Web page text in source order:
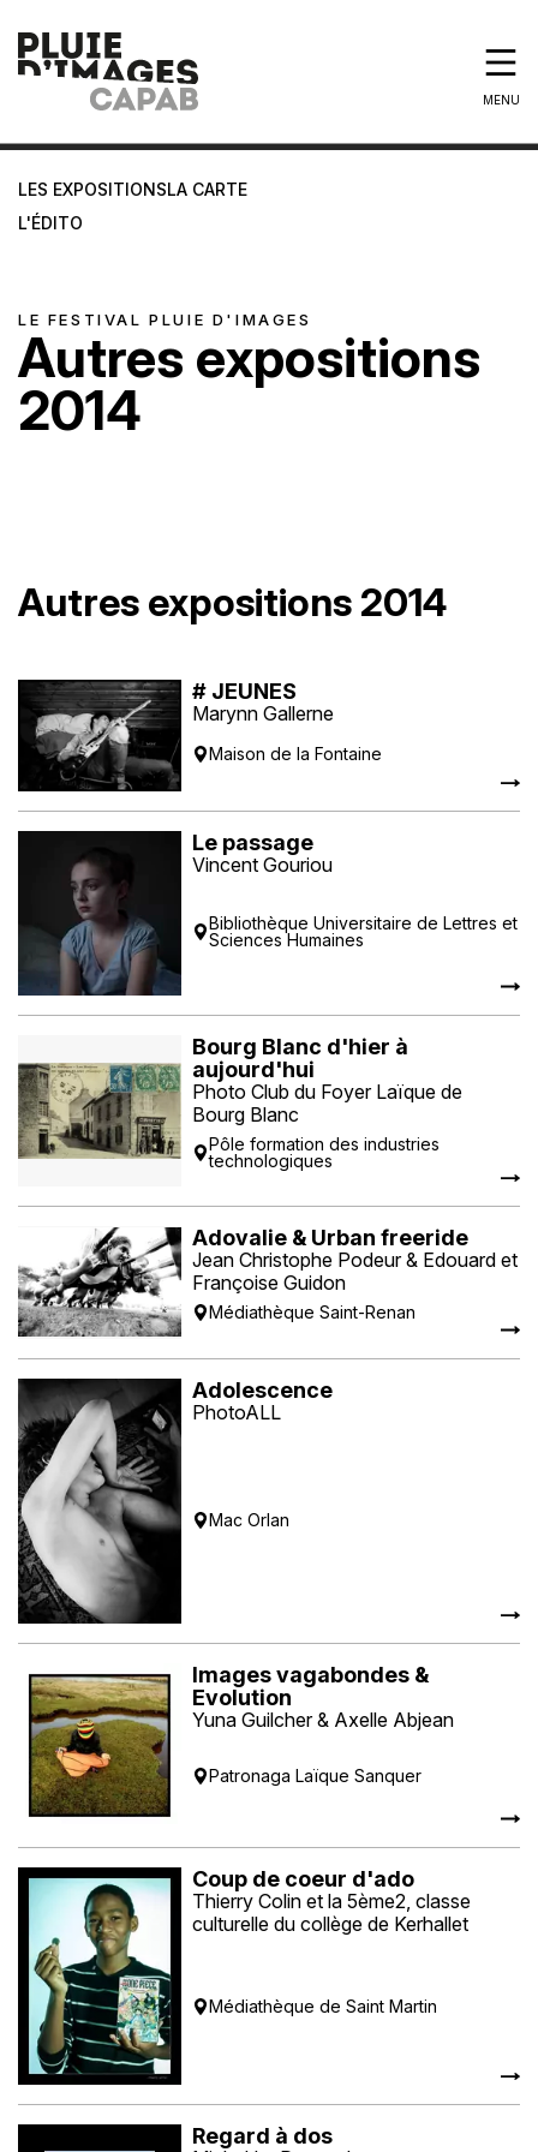
MENU
LES EXPOSITIONSLA CARTE
L'ÉDITO
LE FESTIVAL PLUIE D'IMAGES
Autres expositions
2014
Autres expositions 2014
# JEUNES
Marynn Gallerne
Maison de la Fontaine
Le passage
Vincent Gouriou
Bibliothèque Universitaire de Lettres et
Sciences Humaines
Bourg Blanc d'hier à
aujourd'hui
Photo Club du Foyer Laïque de
Bourg Blanc
Pôle formation des industries
technologiques
Adovalie & Urban freeride
Jean Christophe Podeur & Edouard et
Françoise Guidon
Médiathèque Saint-Renan
Adolescence
PhotoALL
Mac Orlan
Images vagabondes &
Evolution
Yuna Guilcher & Axelle Abjean
Patronaga Laïque Sanquer
Coup de coeur d'ado
Thierry Colin et la 5ème2, classe
culturelle du collège de Kerhallet
Médiathèque de Saint Martin
Regard à dos